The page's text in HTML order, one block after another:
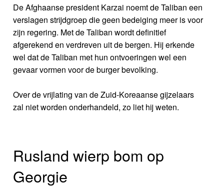
De Afghaanse president Karzai noemt de Taliban een
verslagen strijdgroep die geen bedeiging meer is voor
zijn regering. Met de Taliban wordt definitief
afgerekend en verdreven uit de bergen. Hij erkende
wel dat de Taliban met hun ontvoeringen wel een
gevaar vormen voor de burger bevolking.
Over de vrijlating van de Zuid-Koreaanse gijzelaars
zal niet worden onderhandeld, zo liet hij weten.
Rusland wierp bom op
Georgie